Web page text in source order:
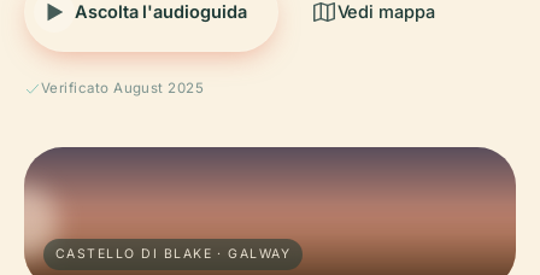
Ascolta l'audioguida Vedi mappa
Verificato August 2025
CASTELLO DI BLAKE · GALWAY